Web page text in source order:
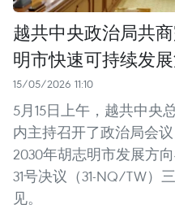
越共中央政治局共
明市快速可持续发
15/05/2026 11:10
5月15日上午，越共中央
内主持召开了政治局会
2030年胡志明市发展方
31号决议（31-NQ/TW）
见。